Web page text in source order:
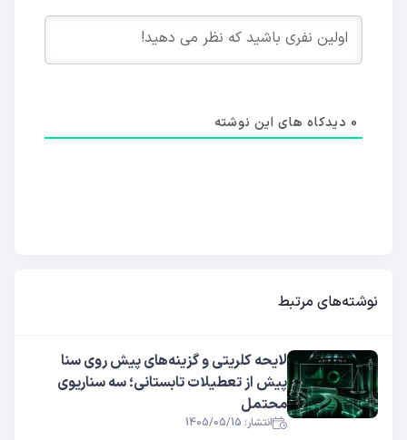
0 دیدکاه های این نوشته
نوشته‌های مرتبط
لایحه کلریتی و گزینه‌های پیش روی سنا
پیش از تعطیلات تابستانی؛ سه سناریوی
محتمل
انتشار: 1405/05/15